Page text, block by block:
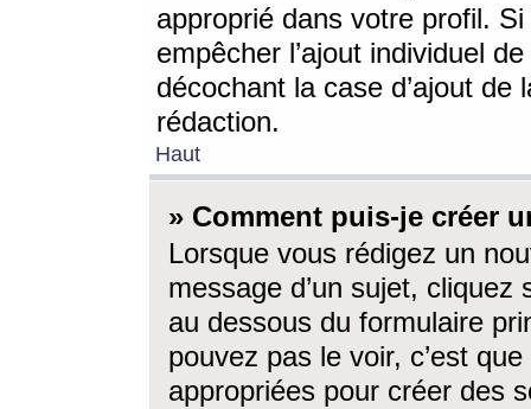
approprié dans votre profil.
empêcher l’ajout individuel
décochant la case d’ajout
rédaction.
Haut
» Comment puis-je créer
Lorsque vous rédigez un
message d’un sujet, cliquez
au dessous du formulaire
pouvez pas le voir, c’est
appropriées pour créer des